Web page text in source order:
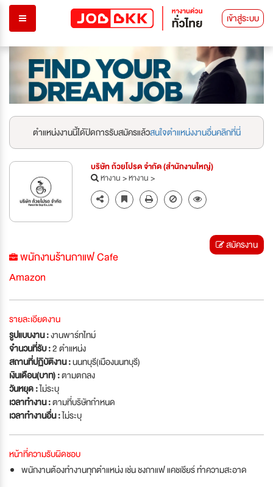
เข้าสู่ระบบ
ตำแหน่งงานนี้ได้ปิดการรับสมัครแล้วสนใจตำแหน่งงานอื่นคลิกที่นี่
บริษัท ถ้วยโปรด จำกัด (สำนักงานใหญ่)
หางาน>หางาน>
พนักงานร้านกาแฟ Cafe
Amazon
สมัครงาน
รายละเอียดงาน
รูปแบบงาน :งานพาร์ทไทม์
จำนวนที่รับ :2 ตำแหน่ง
สถานที่ปฏิบัติงาน :นนทบุรี(เมืองนนทบุรี)
เงินเดือน(บาท) :ตามตกลง
วันหยุด :ไม่ระบุ
เวลาทำงาน :ตามที่บริษัทกำหนด
เวลาทำงานอื่น :ไม่ระบุ
หน้าที่ความรับผิดชอบ
พนักงานต้องทำงานทุกตำแหน่ง เช่น ชงกาแฟ แคชเชียร์ ทำความสะอาด